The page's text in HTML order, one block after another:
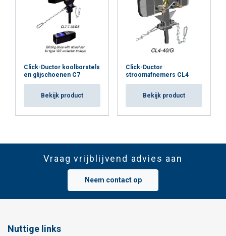
Click-Ductor koolborstels
en glijschoenen C7
Bekijk product
Click-Ductor
stroomafnemers CL4
Bekijk product
Vraag vrijblijvend advies aan
Neem contact op
Nuttige links